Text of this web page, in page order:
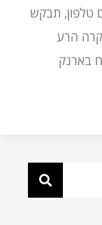
טלפון, תבקש
הרע
בארנק